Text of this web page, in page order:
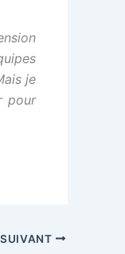
je
pour
SUIVANT